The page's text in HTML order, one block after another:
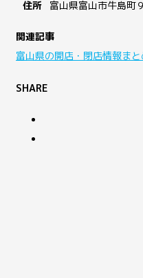
住所 富山県富山市牛島町
関連記事
富山県の開店・閉店情報ま
SHARE